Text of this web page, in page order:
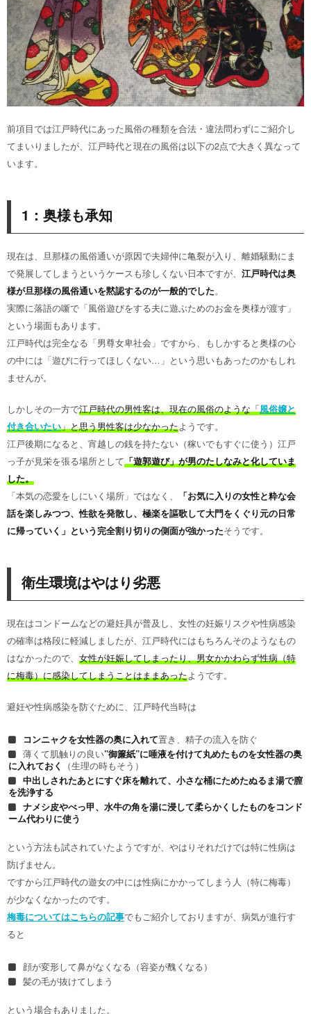
前項目では江戸時代にあった風俗の種類を合法・違法問わずにご紹介し
てまいりましたが、江戸時代と現在の風俗は以下の2点で大きく異なって
います。
1：奥様も承知
現在は、旦那様の風俗通いが原因で夫婦仲に亀裂が入り、離婚騒動にま
で発展してしまうというケースも珍しくない日本ですが、 江戸時代は奥
様が旦那様の風俗通いを黙認するのが一般的でした。
実際に落語の噺で「風俗遊びをする夫に遊ぶためのお金を奥様が渡す」
という場面もあります。
江戸時代は完全なる「男尊女卑社会」ですから、もしかすると奥様の心
の中には「遊びに行ってほしくない…」という思いもあったのかもしれ
ませんが。
しかしその一方で江戸時代の男性客は、現在の風俗のような「風俗嬢と
付き合いたい」と思う男性客は少なかったようです。
江戸後期になると、宵越しの銭を持たない（稼いでもすぐに使う）江戸
っ子が見栄を張る場所として「遊郭遊び」が男のたしなみと化していま
した。
「本気の恋愛をしにいく場所」ではなく、
「お気に入りの女性と粋な会
話を楽しみつつ、性欲を発散し、極楽を謳歌して大門をくぐり元の日常
に帰っていく」という完全割り切りの側面が強かったそうです。
衛生環境はやはり劣悪
現在はコンドームなどの避妊具が普及し、女性の妊娠リスクや性病感染
の確率は格段に軽減しましたが、江戸時代にはもちろんそのようなもの
はなかったので、 女性が妊娠してしまったり、男女かかわらず性病（特
に梅毒）に感染してしまうことはままあったようです。
避妊や性病感染を防ぐために、江戸時代当時は
コンニャクを女性器の奥に入れて置き、精子の流入を防ぐ
薄くて肌触りの良い”御簾紙”に唾液を付けて丸めたものを女性器の奥
に入れておく
（生理の時もそう）
中出しされたあとにすぐ床を離れて、小さな桶にためたぬるま湯で膣
を洗浄する
ナメシ皮やべっ甲、水牛の角を湯に浸して柔らかくしたものをコンド
ーム代わりに使う
という方法も試されていたようですが、やはりそれだけでは特に性病は
防げません。
ですから江戸時代の遊女の中には性病にかかってしまう人（特に梅毒）
が少なくなかったのです。
梅毒についてはこちらの記事でもご紹介しておりますが、病気が進行す
ると
顔が変形して鼻がなくなる（容姿が醜くなる）
髪の毛が抜けてしまう
という場合もありました。